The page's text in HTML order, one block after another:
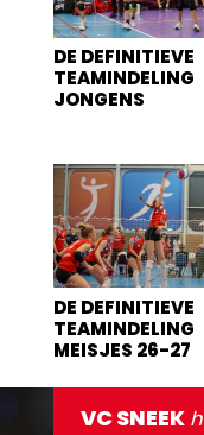
DE DEFINITIEVE
TEAMINDELING
JONGENS
DE DEFINITIEVE
TEAMINDELING
MEISJES 26-27
VC SNEEK